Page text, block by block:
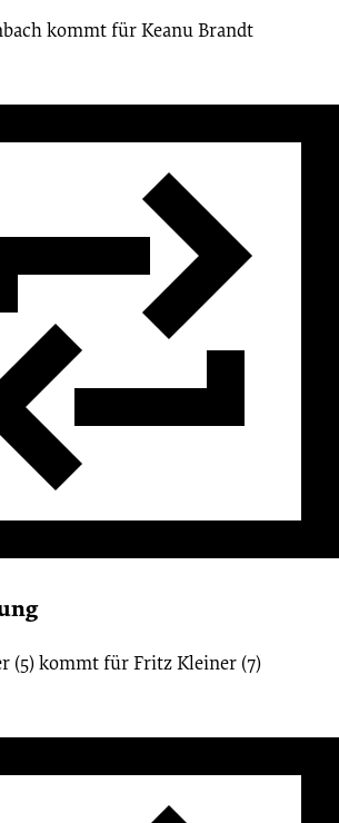
kommt fürKeanu Brandt
(5)kommt fürFritz Kleiner (7)